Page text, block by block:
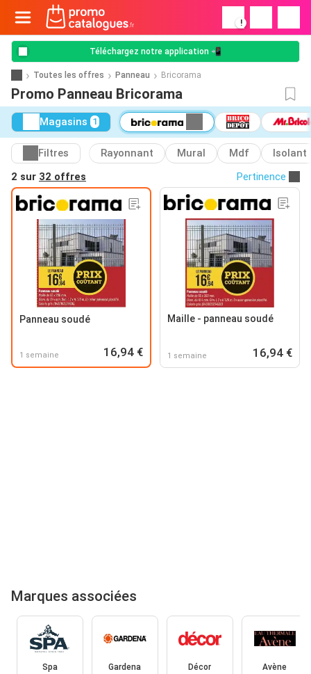
!
Téléchargez notre application 📲
Toutes les offres Panneau Bricorama
Promo Panneau Bricorama
Magasins 1
Filtres Rayonnant Mural Mdf
Isolant
2 sur 32 offres Pertinence
Panneau soudé
1 semaine 16,94 €
Maille - panneau soudé
1 semaine 16,94 €
Marques associées
Spa Gardena Décor Avène